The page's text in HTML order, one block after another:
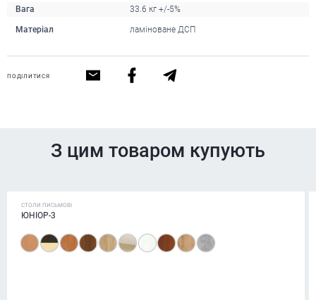
Вага 33.6 кг +/-5%
Матеріал ламіноване ДСП
ПОДІЛИТИСЯ
З цим товаром купують
СТОЛИ ПИСЬМОВІ
ЮНІОР-3